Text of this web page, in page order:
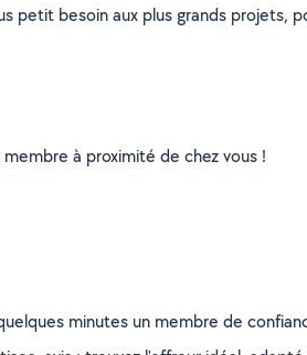
petit besoin aux plus grands projets,
à proximité de chez vous !
minutes un membre de